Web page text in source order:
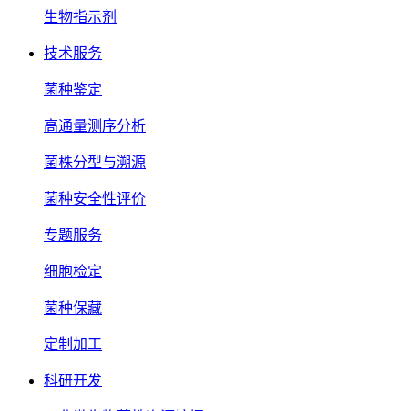
生物指示剂
技术服务
菌种鉴定
高通量测序分析
菌株分型与溯源
菌种安全性评价
专题服务
细胞检定
菌种保藏
定制加工
科研开发